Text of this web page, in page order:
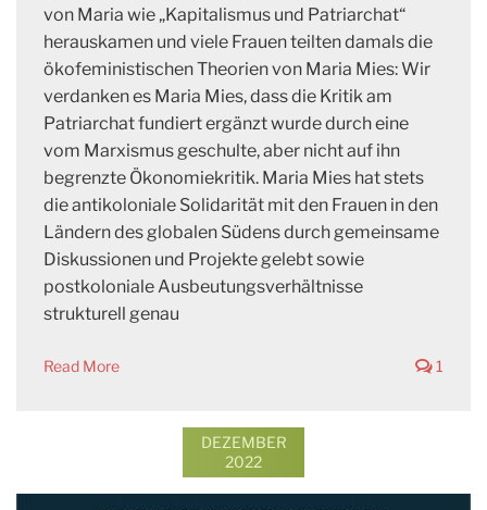
von Maria wie „Kapitalismus und Patriarchat“
herauskamen und viele Frauen teilten damals die
ökofeministischen Theorien von Maria Mies: Wir
verdanken es Maria Mies, dass die Kritik am
Patriarchat fundiert ergänzt wurde durch eine
vom Marxismus geschulte, aber nicht auf ihn
begrenzte Ökonomiekritik. Maria Mies hat stets
die antikoloniale Solidarität mit den Frauen in den
Ländern des globalen Südens durch gemeinsame
Diskussionen und Projekte gelebt sowie
postkoloniale Ausbeutungsverhältnisse
strukturell genau
Read More 1
DEZEMBER
2022